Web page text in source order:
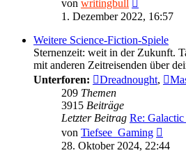
von writingbull
Beitrag
1. Dezember 2022, 16:57
Weitere Science-Fiction-Spiele
Sternenzeit: weit in der Zukunft.
mit anderen Zeitreisenden über
Unterforen:
Dreadnought,
209 Themen
3915 Beiträge
Letzter Beitrag Re:
von Tiefsee_Gaming
28. Oktober 2024, 22:44